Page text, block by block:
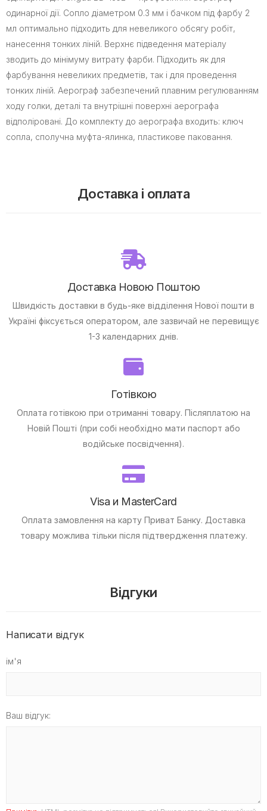
одинарної дії. Сопло діаметром 0.3 мм і бачком під фарбу 2
мл оптимально підходить для невеликого обсягу робіт,
нанесення тонких ліній. Верхнє підведення матеріалу
зводить до мінімуму витрату фарби. Підходить як для
фарбування невеликих предметів, так і для проведення
тонких ліній. Аерограф забезпечений плавним регулюванням
ходу голки, деталі та внутрішні поверхні аерографа
відполіровані. До комплекту до аерографа входить: ключ
сопла, сполучна муфта-ялинка, пластикове паковання.
Доставка і оплата
Доставка Новою Поштою
Швидкість доставки в будь-яке відділення Нової пошти в
Україні фіксується оператором, але зазвичай не перевищує
1-3 календарних днів.
Готівкою
Оплата готівкою при отриманні товару. Післяплатою на
Новій Пошті (при собі необхідно мати паспорт або
водійське посвідчення).
Visa и MasterCard
Оплата замовлення на карту Приват Банку. Доставка
товару можлива тільки після підтвердження платежу.
Відгуки
Написати відгук
ім'я
Ваш відгук: